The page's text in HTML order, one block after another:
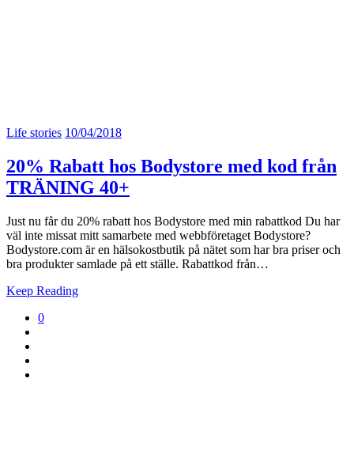
Life stories 10/04/2018
20% Rabatt hos Bodystore med kod från
TRÄNING 40+
Just nu får du 20% rabatt hos Bodystore med min rabattkod Du har
väl inte missat mitt samarbete med webbföretaget Bodystore?
Bodystore.com är en hälsokostbutik på nätet som har bra priser och
bra produkter samlade på ett ställe. Rabattkod från…
Keep Reading
0